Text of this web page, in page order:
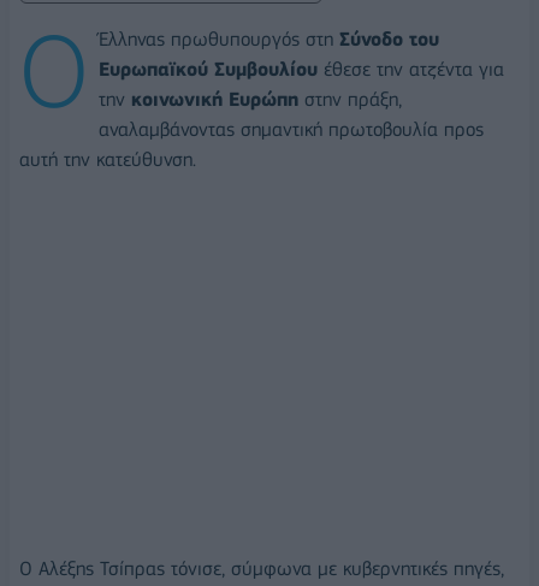
Ο Έλληνας πρωθυπουργός στη Σύνοδο του
Ευρωπαϊκού Συμβουλίου έθεσε την ατζέντα για
την κοινωνική Ευρώπη στην πράξη,
αναλαμβάνοντας σημαντική πρωτοβουλία προς
αυτή την κατεύθυνση.
Ο Αλέξης Τσίπρας τόνισε, σύμφωνα με κυβερνητικές πηγές,